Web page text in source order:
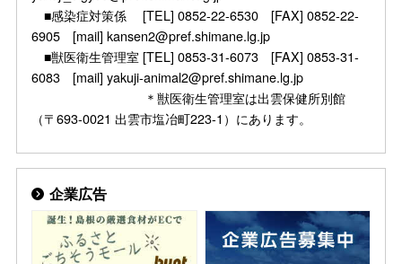
■感染症対策係 [TEL] 0852-22-6530 [FAX] 0852-22-
6905 [mail] kansen2@pref.shimane.lg.jp
■獣医衛生管理室 [TEL] 0853-31-6073 [FAX] 0853-31-
6083 [mail] yakuji-animal2@pref.shimane.lg.jp
＊獣医衛生管理室は出雲保健所別館
（〒693-0021 出雲市塩冶町223-1）にあります。
企業広告